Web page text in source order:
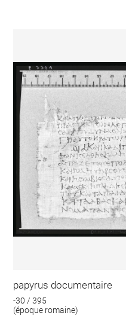
papyrus documentaire
-30 / 395
(époque romaine)